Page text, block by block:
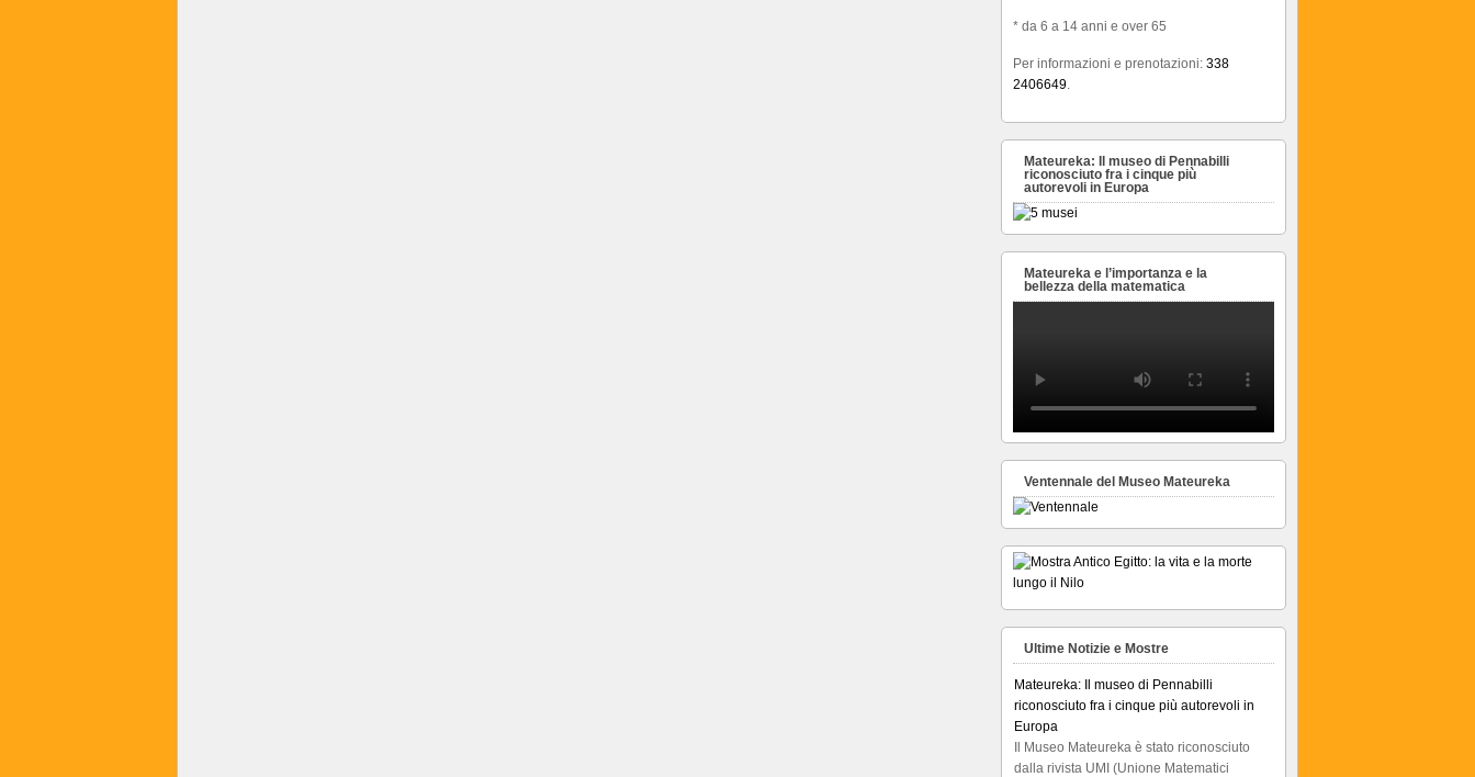
* da 6 a 14 anni e over 65
Per informazioni e prenotazioni: 338
2406649.
Mateureka: Il museo di Pennabilli
riconosciuto fra i cinque più
autorevoli in Europa
Mateureka e l’importanza e la
bellezza della matematica
Ventennale del Museo Mateureka
Ultime Notizie e Mostre
Mateureka: Il museo di Pennabilli
riconosciuto fra i cinque più autorevoli in
Europa
Il Museo Mateureka è stato riconosciuto
dalla rivista UMI (Unione Matematici